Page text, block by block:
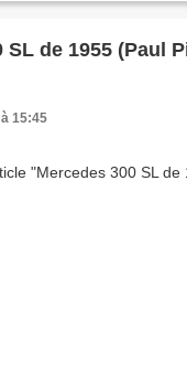
SL de 1955 (Paul
15:45